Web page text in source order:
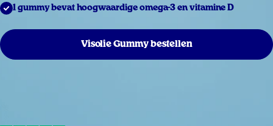
1 gummy bevat hoogwaardige omega-3 en vitamine D
Visolie Gummy bestellen